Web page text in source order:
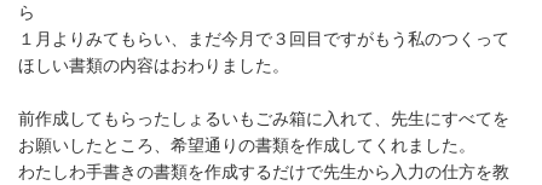
ら
１月よりみてもらい、まだ今月で３回目ですがもう私のつくって
ほしい書類の内容はおわりました。
前作成してもらったしょるいもごみ箱に入れて、先生にすべてを
お願いしたところ、希望通りの書類を作成してくれました。
わたしわ手書きの書類を作成するだけで先生から入力の仕方を教